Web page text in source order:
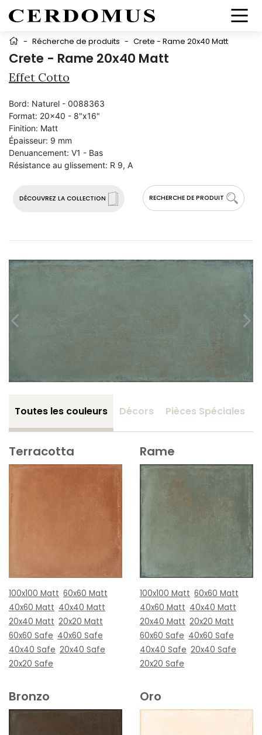
- Récherche de produits - Crete - Rame 20x40 Matt
Crete - Rame 20x40 Matt
Effet Cotto
DÉCOUVREZ LA COLLECTION RECHERCHE DE PRODUIT
Bord: Naturel - 0088363
Format: 20x40 - 8"x16"
Finition: Matt
Épaisseur: 9 mm
Denuancement: V1 - Bas
Résistance au glissement: R 9, A
Toutes les couleurs Décors Pièces Spéciales
Terracotta
100x100 Matt 60x60 Matt
40x60 Matt 40x40 Matt
20x40 Matt 20x20 Matt
60x60 Safe 40x60 Safe
40x40 Safe 20x40 Safe
20x20 Safe
Rame
100x100 Matt 60x60 Matt
40x60 Matt 40x40 Matt
20x40 Matt 20x20 Matt
60x60 Safe 40x60 Safe
40x40 Safe 20x40 Safe
20x20 Safe
Bronzo Oro